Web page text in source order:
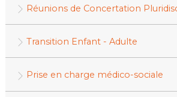
Réunions de Concertation
Transition Enfant - Adulte
Prise en charge médico-sociale